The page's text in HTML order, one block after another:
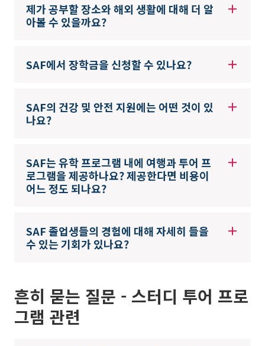
제가 공부할 장소와 해외 생활에 대해 더 알
아볼 수 있을까요?
SAF에서 장학금을 신청할 수 있나요?
SAF의 건강 및 안전 지원에는 어떤 것이 있
나요?
SAF는 유학 프로그램 내에 여행과 투어 프
로그램을 제공하나요? 제공한다면 비용이
어느 정도 되나요?
SAF 졸업생들의 경험에 대해 자세히 들을
수 있는 기회가 있나요?
흔히 묻는 질문 - 스터디 투어 프로
그램 관련